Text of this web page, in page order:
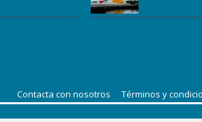
Contacta con nosotros Términos y